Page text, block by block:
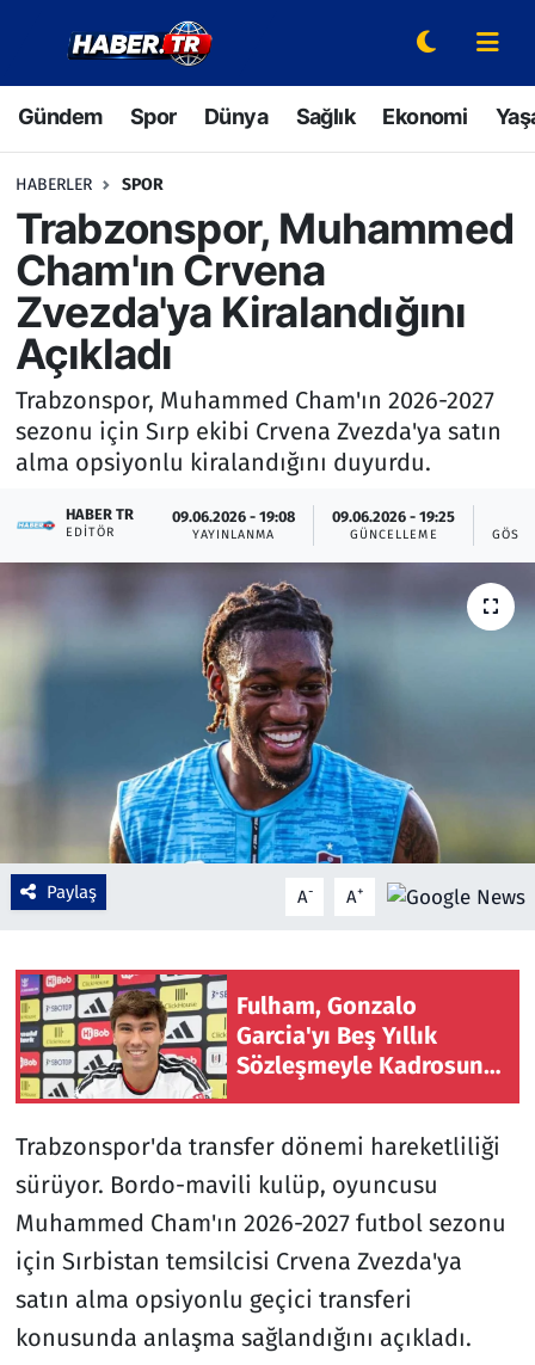
Gündem Spor Dünya Sağlık Ekonomi
HABERLER SPOR
Trabzonspor, Muhammed
Cham'ın Crvena
Zvezda'ya Kiralandığını
Açıkladı
Trabzonspor, Muhammed Cham'ın 2026-2027
sezonu için Sırp ekibi Crvena Zvezda'ya satın
alma opsiyonlu kiralandığını duyurdu.
HABER TR
EDITÖR
09.06.2026 - 19:08
YAYINLANMA
09.06.2026 - 19:25
GÜNCELLEME
Paylaş A- A+
Fulham, Gonzalo
Garcia'yı Beş Yıllık
Sözleşmeyle Kadrosuna
Trabzonspor'da transfer dönemi hareketliliği
sürüyor. Bordo-mavili kulüp, oyuncusu
Muhammed Cham'ın 2026-2027 futbol sezonu
için Sırbistan temsilcisi Crvena Zvezda'ya
satın alma opsiyonlu geçici transferi
konusunda anlaşma sağlandığını açıkladı.
Gündem
Spor
Dünya
Sağlık
Ekonomi
Yaşam
Hava Durumu
Bilim ve Teknoloji
Çevre & Doğa
Hava Durumu
Trafik Durumu
Süper Lig Puan Durumu ve Fikstür
Tüm Manşetler
Son Dakika Haberleri
Haber Arşivi